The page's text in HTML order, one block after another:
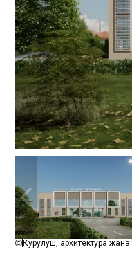
Курулуш, архитектура